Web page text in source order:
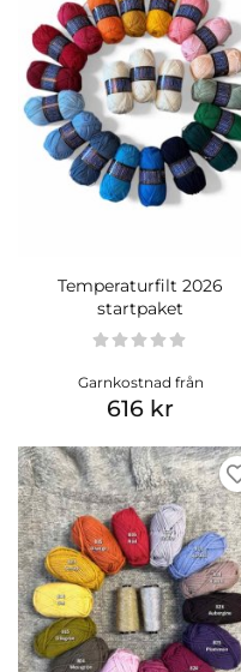
Temperaturfilt 2026
startpaket
Garnkostnad från
616 kr